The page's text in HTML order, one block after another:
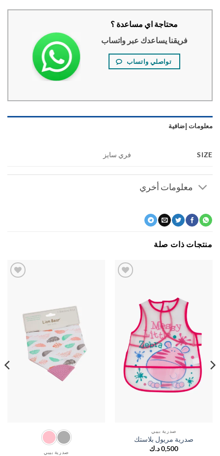
محتاجة اي مساعدة ؟
فريقنا يساعدك عبر واتساب
تواصلي واتساب
إضافية
فري سايز
معلومات أخري
ذات صلة
المفضلة
صدرية بيبي
صدرية مريول بلاستك
0,500د.ك صدرية بيبي